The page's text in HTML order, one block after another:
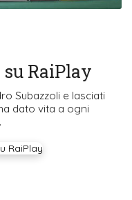
su RaiPlay
Subazzoli e lasciati
dato vita a ogni